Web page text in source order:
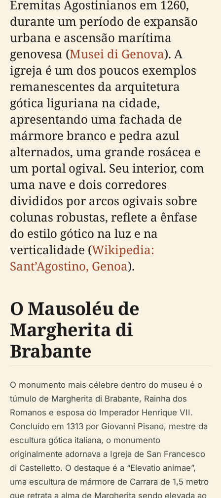
Eremitas Agostinianos em 1260,
durante um período de expansão
urbana e ascensão marítima
genovesa (Musei di Genova). A
igreja é um dos poucos exemplos
remanescentes da arquitetura
gótica liguriana na cidade,
apresentando uma fachada de
mármore branco e pedra azul
alternados, uma grande rosácea e
um portal ogival. Seu interior, com
uma nave e dois corredores
divididos por arcos ogivais sobre
colunas robustas, reflete a ênfase
do estilo gótico na luz e na
verticalidade (Wikipedia:
Sant’Agostino, Genoa).
O Mausoléu de
Margherita di
Brabante
O monumento mais célebre dentro do museu é o
túmulo de Margherita di Brabante, Rainha dos
Romanos e esposa do Imperador Henrique VII.
Concluído em 1313 por Giovanni Pisano, mestre da
escultura gótica italiana, o monumento
originalmente adornava a Igreja de San Francesco
di Castelletto. O destaque é a “Elevatio animae”,
uma escultura de mármore de Carrara de 1,5 metro
que retrata a alma de Margherita sendo elevada ao